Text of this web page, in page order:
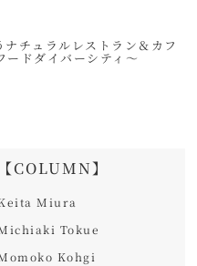
チュラルレストラン＆カフ
ドダイバーシティ～
【COLUMN】
Miura
Tokue
Kohgi